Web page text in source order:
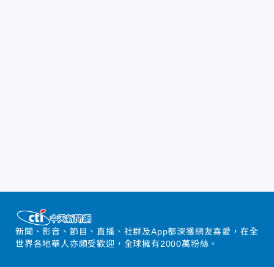
新聞、影音、節目、直播、社群及App都深獲網友喜愛，在全
世界各地華人亦頗受歡迎，全球擁有2000萬粉絲。